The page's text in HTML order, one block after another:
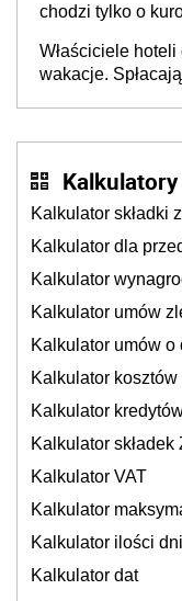
chodzi tylko o
cichu
Właściciele
wakacje.
Kalkulatory
Kalkulator składki
Kalkulator dla
Kalkulator
Kalkulator umów
Kalkulator umów o
Kalkulator kosztów
Kalkulator
Kalkulator składek
Kalkulator VAT
Kalkulator
Kalkulator ilości dni
Kalkulator dat